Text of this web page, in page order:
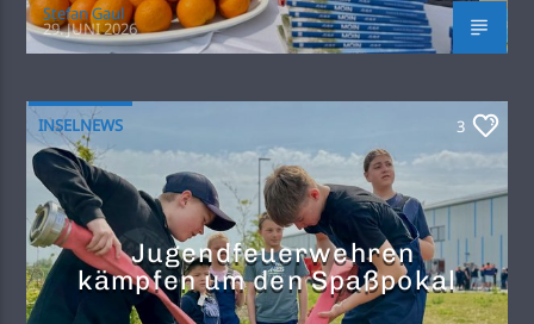
Stefan Gaul
29. JUNI 2026
INSELNEWS 3
Jugendfeuerwehren
kämpfen um den Spaßpokal